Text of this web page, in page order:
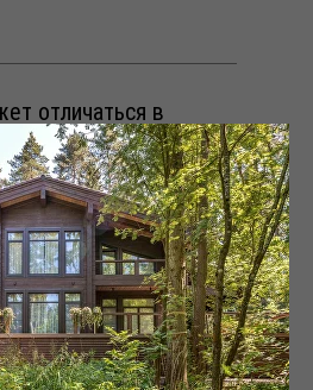
отличаться в
выбранной
а также региона
Уточните стоимость
у менеджеров Holz